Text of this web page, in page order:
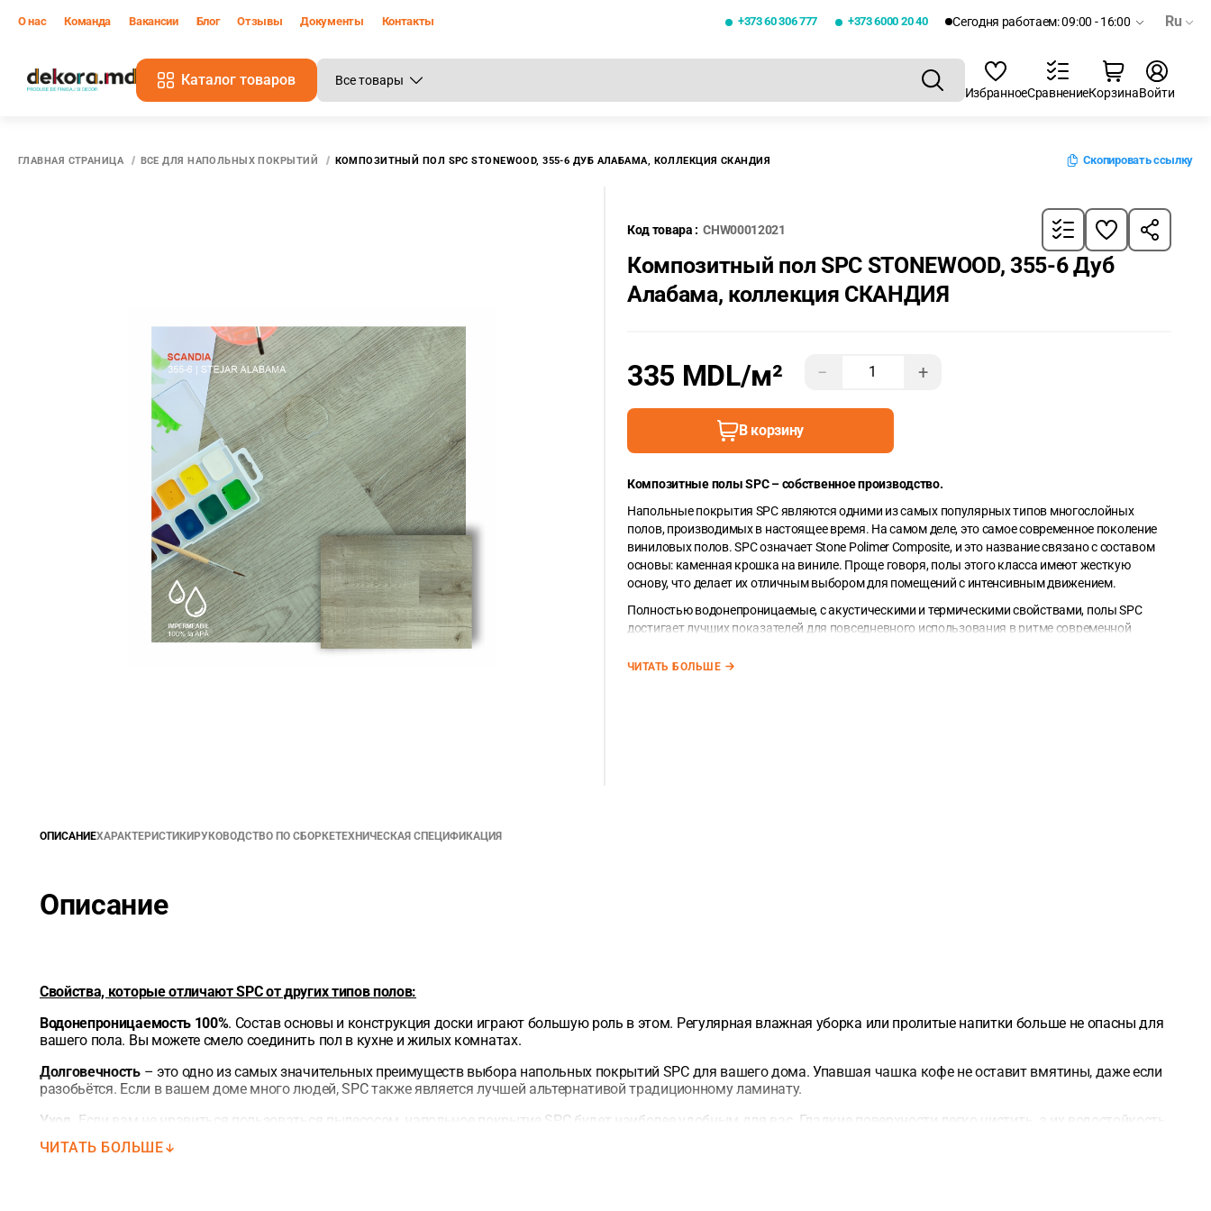
О нас Команда Вакансии Блог Отзывы Документы Контакты +373 60 306 777 +373 6000 20 40 Сегодня работаем: 09:00 - 16:00 Ru
Каталог товаров
ИзбранноеСравнениеКорзинаВойти
ГЛАВНАЯ СТРАНИЦА ВСЕ ДЛЯ НАПОЛЬНЫХ ПОКРЫТИЙ КОМПОЗИТНЫЙ ПОЛ SPC STONEWOOD, 355-6 ДУБ АЛАБАМА, КОЛЛЕКЦИЯ СКАНДИЯ Скопировать ссылку
Код товара : CHW00012021
Композитный пол SPC STONEWOOD, 355-6 Дуб
Алабама, коллекция СКАНДИЯ
335 MDL/м² − +
В корзину
Композитные полы SPC– собственное производство.
Напольные покрытия SPC являются одними из самых популярных типов многослойных
полов, производимых в настоящее время. На самом деле, это самое современное поколение
виниловых полов. SPC означает Stone Polimer Composite, и это название связано с составом
основы: каменная крошка на виниле. Проще говоря, полы этого класса имеют жесткую
основу, что делает их отличным выбором для помещений с интенсивным движением.
Полностью водонепроницаемые, с акустическими и термическими свойствами, полы SPC
достигает лучших показателей для повседневного использования в ритме современной
Производство под собственным брендом позволяет нам делать лучшие предложения на
ЧИТАТЬ БОЛЬШЕ
ОПИСАНИЕХАРАКТЕРИСТИКИ РУКОВОДСТВО ПО СБОРКЕТЕХНИЧЕСКАЯ СПЕЦИФИКАЦИЯ
Описание
Свойства, которые отличают SPC от других типов полов:
Водонепроницаемость 100%. Состав основы и конструкция доски играют большую роль в этом. Регулярная влажная уборка или пролитые напитки больше не опасны для
вашего пола. Вы можете смело соединить пол в кухне и жилых комнатах.
Долговечность– это одно из самых значительных преимуществ выбора напольных покрытий SPC для вашего дома. Упавшая чашка кофе не оставит вмятины, даже если
разобьётся. Если в вашем доме много людей, SPC также является лучшей альтернативой традиционному ламинату.
Уход. Если вам не нравиться пользоваться пылесосом, напольное покрытие SPC будет наиболее удобным для вас. Гладкие поверхности легко чистить, а их водостойкость
позволяет без опасений пользоваться швабрами с распылителем и другими жидкими чистящими средствами.
ЧИТАТЬ БОЛЬШЕ